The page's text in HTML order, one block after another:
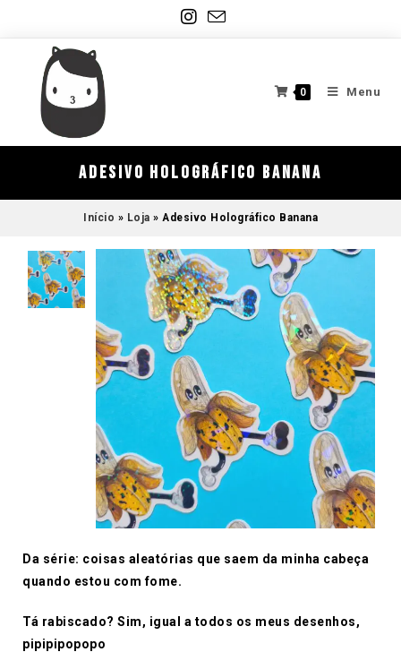
0 Menu
Adesivo Holográfico Banana
Início » Loja » Adesivo Holográfico Banana
Da série: coisas aleatórias que saem da minha cabeça
quando estou com fome.
Tá rabiscado? Sim, igual a todos os meus desenhos,
pipipipopopo